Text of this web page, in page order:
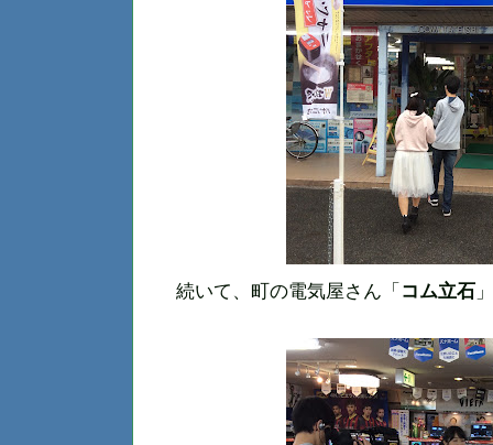
続いて、町の電気屋さん「 コム立石